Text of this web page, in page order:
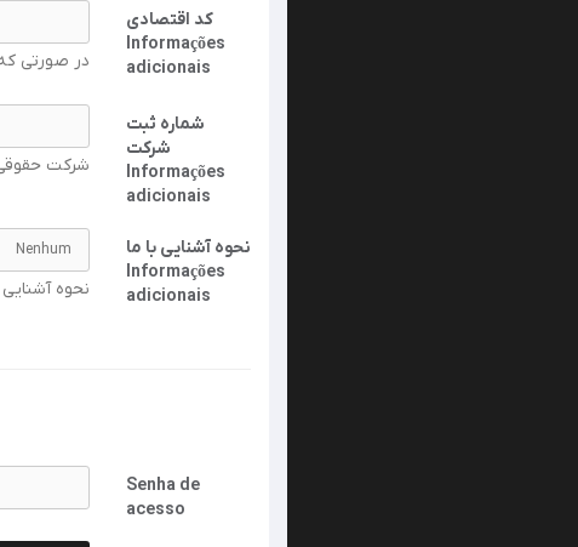
کد اقتصادی
Informações
adicionais
در صورتی
شماره ثبت
شرکت
Informações
adicionais
شرکت
نحوه آشنایی با ما
Informações
adicionais
نحوه
Senha de
acesso